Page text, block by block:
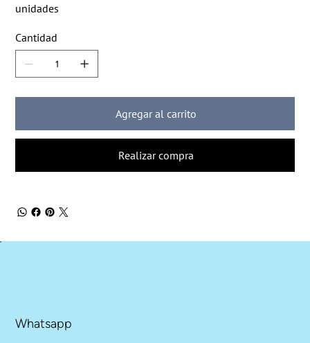
unidades
Cantidad
Agregar al carrito
Realizar compra
Whatsapp